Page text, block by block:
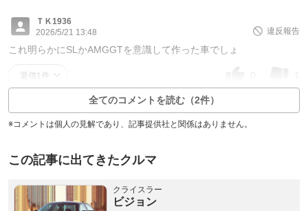
ＴＫ1936
2026/5/21 13:48
違反報告
これ明らかにSLかAMGGTを意識して作った車でしょ
返信1件
全てのコメントを読む（2件）
※コメントは個人の見解であり、記事提供社と関係はありません。
この記事に出てきたクルマ
クライスラー
ビジョン